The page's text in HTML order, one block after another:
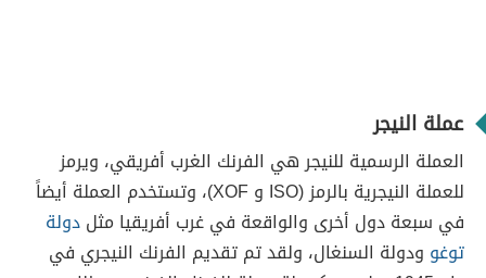
عملة النيجر
العملة الرسمية للنيجر هي الفرنك الغرب أفريقي، ويرمز
للعملة النيجرية بالرمز (ISO و XOF)، وتستخدم العملة أيضاً
في سبعة دول أخرى والواقعة في غرب أفريقيا مثلدولة
توغو ودولة السنغال، ولقد تم تقديم الفرنك النيجري في